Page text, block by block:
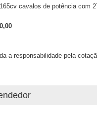
cavalos de potência com
a responsabilidade pela